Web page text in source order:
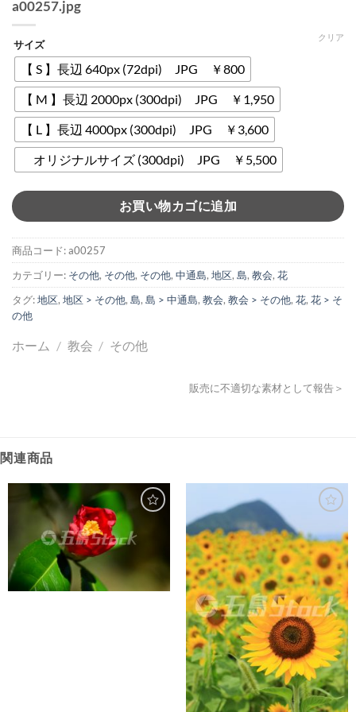
a00257.jpg
サイズ
【 S 】長辺 640px (72dpi) JPG ￥800
【 M 】長辺 2000px (300dpi) JPG ￥1,950
【 L 】長辺 4000px (300dpi) JPG ￥3,600
オリジナルサイズ (300dpi) JPG ￥5,500
クリア
お買い物カゴに追加
商品コード:a00257
カテゴリー: その他, その他, その他, 中通島, 地区, 島, 教会, 花
タグ:地区, 地区 > その他, 島, 島 > 中通島, 教会, 教会 > その他, 花, 花 > そ
の他
ホーム / 教会 / その他
販売に不適切な素材として報告＞
関連商品